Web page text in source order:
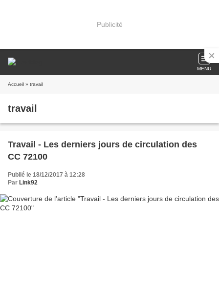
Publicité
MENU
Accueil » travail
travail
Travail - Les derniers jours de circulation des
CC 72100
Publié le 18/12/2017 à 12:28
Par Link92